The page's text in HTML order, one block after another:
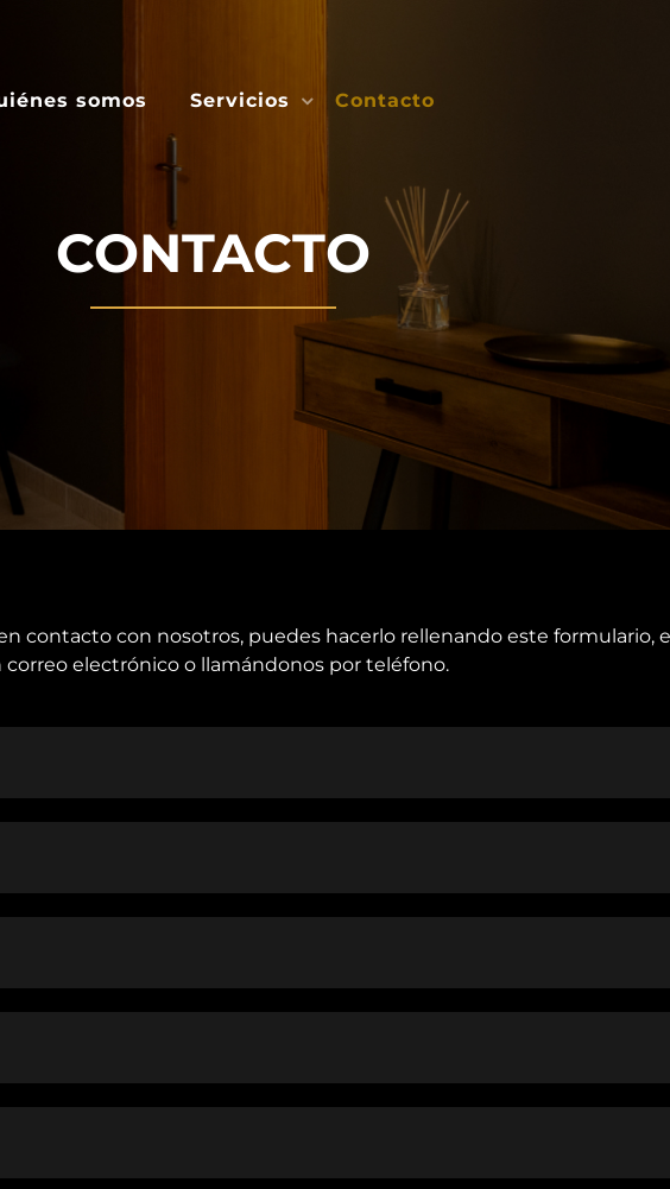
somos Servicios Contacto
CONTACTO
contacto con nosotros, puedes hacerlo rellenando este formulario,
correo electrónico o llamándonos por teléfono.